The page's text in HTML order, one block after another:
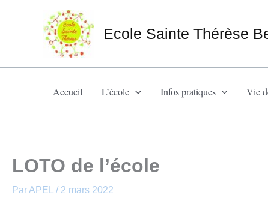
Ecole Sainte Thérèse
Accueil L’école Infos pratiques Vie
LOTO de l’école
ParAPEL / 2 mars 2022